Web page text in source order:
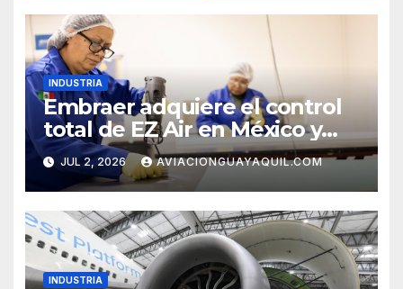
INDUSTRIA
Embraer adquiere el control
total de EZ Air en México y
refuerza su cadena de
suministro
JUL 2, 2026 AVIACIONGUAYAQUIL.COM
INDUSTRIA